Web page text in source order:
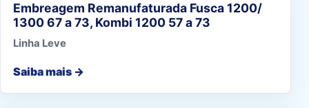
Embreagem Remanufaturada Fusca 1200/
1300 67 a 73, Kombi 1200 57 a 73
Linha Leve
Saiba mais →